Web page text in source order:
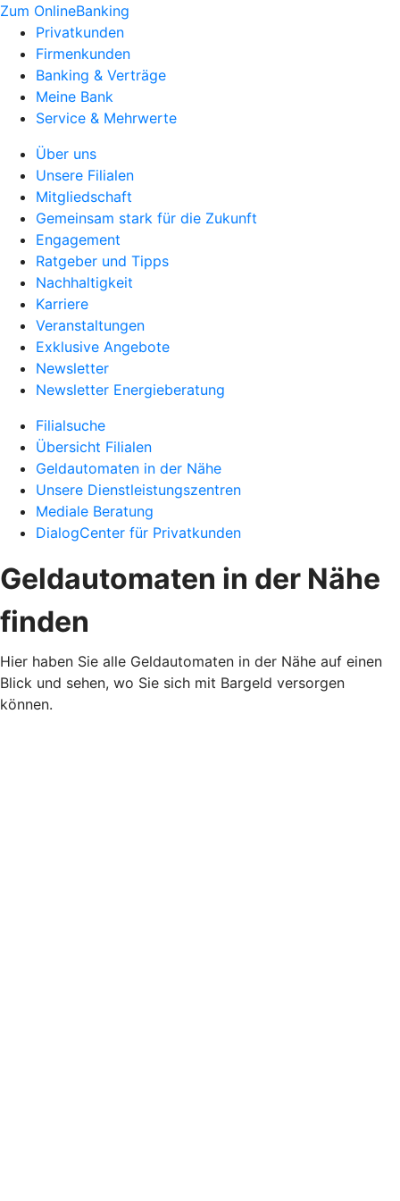
Zum OnlineBanking
Privatkunden
Firmenkunden
Banking & Verträge
Meine Bank
Service & Mehrwerte
Über uns
Unsere Filialen
Mitgliedschaft
Gemeinsam stark für die Zukunft
Engagement
Ratgeber und Tipps
Nachhaltigkeit
Karriere
Veranstaltungen
Exklusive Angebote
Newsletter
Newsletter Energieberatung
Filialsuche
Übersicht Filialen
Geldautomaten in der Nähe
Unsere Dienstleistungszentren
Mediale Beratung
DialogCenter für Privatkunden
Geldautomaten in der Nähe
finden
Hier haben Sie alle Geldautomaten in der Nähe auf einen
Blick und sehen, wo Sie sich mit Bargeld versorgen
können.